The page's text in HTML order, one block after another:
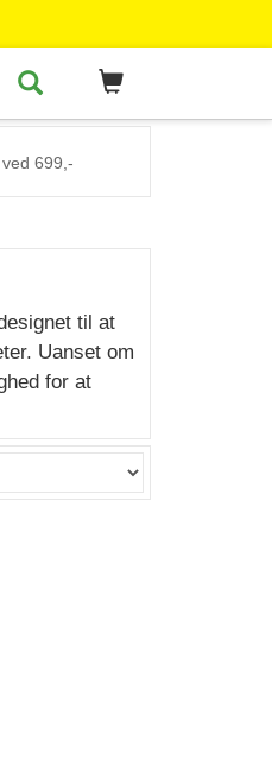
699,-
til at
Uanset om
for at